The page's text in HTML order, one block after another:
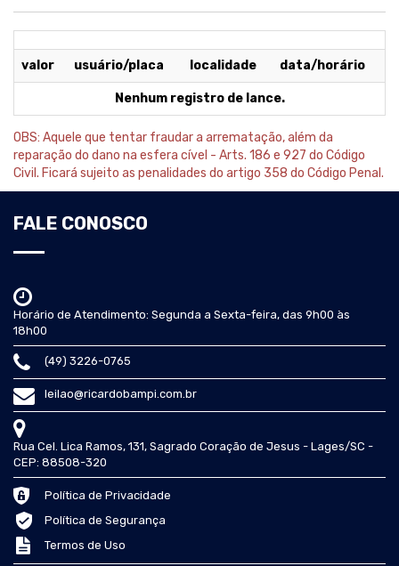
valor usuário/placa localidade data/horário
Nenhum registro de lance.
OBS: Aquele que tentar fraudar a arrematação, além da
reparação do dano na esfera cível - Arts. 186 e 927 do Código
Civil. Ficará sujeito as penalidades do artigo 358 do Código Penal.
FALE CONOSCO
Horário de Atendimento: Segunda a Sexta-feira, das 9h00 às
18h00
(49) 3226-0765
leilao@ricardobampi.com.br
Rua Cel. Lica Ramos, 131, Sagrado Coração de Jesus - Lages/SC -
CEP: 88508-320
Política de Privacidade
Política de Segurança
Termos de Uso